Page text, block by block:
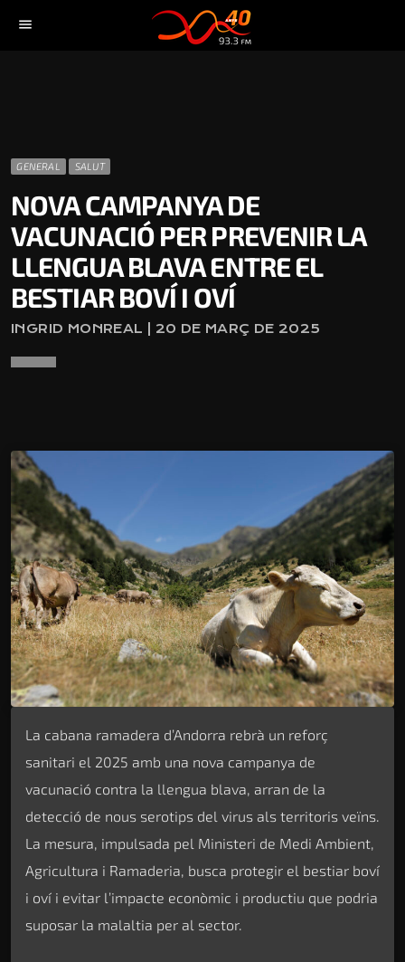
menu
GENERAL SALUT
NOVA CAMPANYA DE
VACUNACIÓ PER PREVENIR LA
LLENGUA BLAVA ENTRE EL
BESTIAR BOVÍ I OVÍ
INGRID MONREAL | 20 DE MARÇ DE 2025
La cabana ramadera d’Andorra rebrà un reforç
sanitari el 2025 amb una nova campanya de
vacunació contra la llengua blava, arran de la
detecció de nous serotips del virus als territoris veïns.
La mesura, impulsada pel Ministeri de Medi Ambient,
Agricultura i Ramaderia, busca protegir el bestiar boví
i oví i evitar l’impacte econòmic i productiu que podria
suposar la malaltia per al sector.